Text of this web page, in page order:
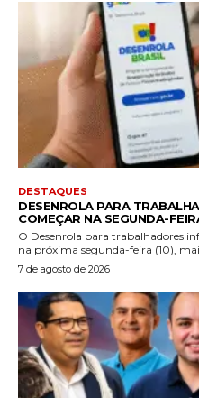
DESTAQUES
DESENROLA PARA
COMEÇAR NA SEGUNDA-
O Desenrola para trabalhadores
na próxima segunda-feira (10),
7 de agosto de 2026